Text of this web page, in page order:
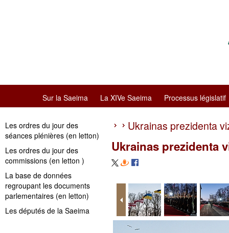
Sur la Saeima La XIVe Saeima Processus législatif
Les ordres du jour des
séances plénières (en letton)
Les ordres du jour des
commissions (en letton )
La base de données
regroupant les documents
parlementaires (en letton)
Les députés de la Saeima
Ukrainas prezidenta
Ukrainas prezidenta